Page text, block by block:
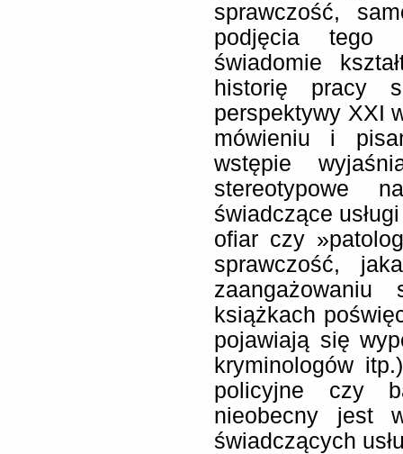
sprawczość,
podjęcia tego
świadomie
historię pracy
perspektywy XXI
mówieniu i
wstępie
stereotypowe
świadczące
ofiar czy
sprawczość,
książkach
pojawiają się
kryminologów
policyjne czy
nieobecny jest
świadczących